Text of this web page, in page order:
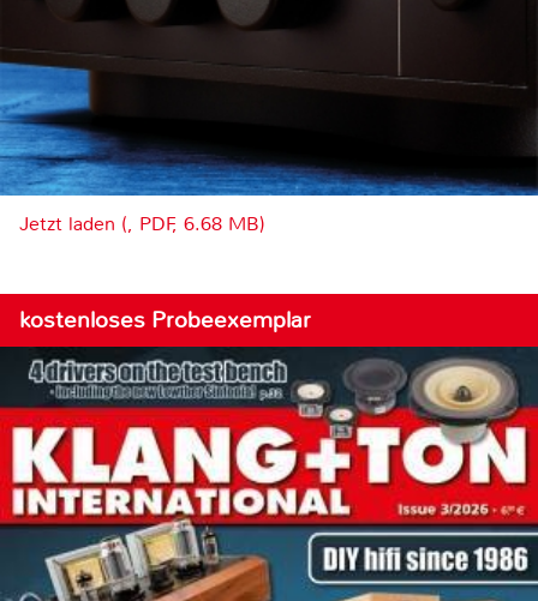
Jetzt laden (, PDF, 6.68 MB)
kostenloses Probeexemplar